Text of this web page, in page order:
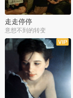
走走停停
意想不到的转变